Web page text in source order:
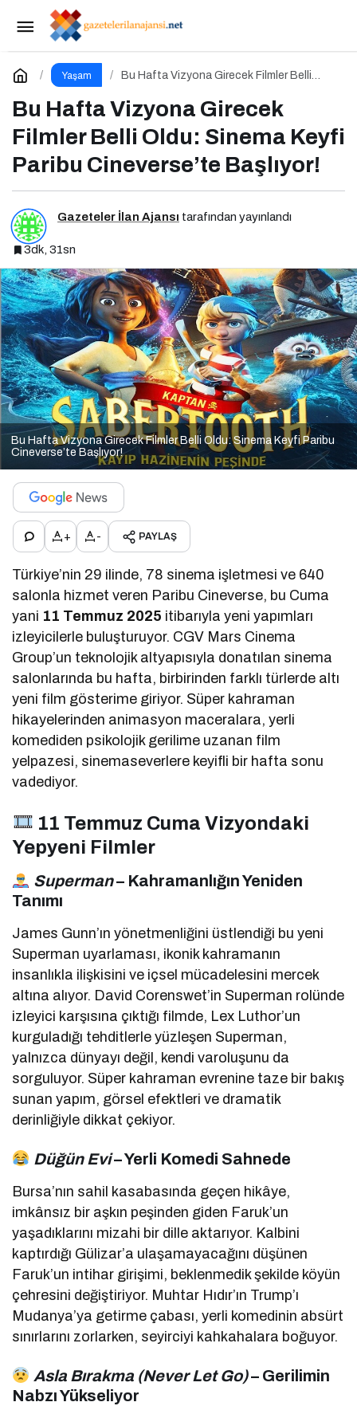
Yaşam
Bu Hafta Vizyona Girecek Filmler Belli
Başlıyor!
Bu Hafta Vizyona Girecek
Filmler Belli Oldu: Sinema Keyfi
Paribu Cineverse’te Başlıyor!
Gazeteler İlan Ajansı tarafından yayınlandı
3dk, 31sn
Bu Hafta Vizyona Girecek Filmler Belli Oldu: Sinema Keyfi Paribu
Cineverse’te Başlıyor!
+ - PAYLAŞ
Türkiye’nin 29 ilinde, 78 sinema işletmesi ve 640
salonla hizmet veren Paribu Cineverse, bu Cuma
yani 11 Temmuz 2025 itibarıyla yeni yapımları
izleyicilerle buluşturuyor. CGV Mars Cinema
Group’un teknolojik altyapısıyla donatılan sinema
salonlarında bu hafta, birbirinden farklı türlerde altı
yeni film gösterime giriyor. Süper kahraman
hikayelerinden animasyon maceralara, yerli
komediden psikolojik gerilime uzanan film
yelpazesi, sinemaseverlere keyifli bir hafta sonu
vadediyor.
11 Temmuz Cuma Vizyondaki
Yepyeni Filmler
Superman– Kahramanlığın Yeniden
Tanımı
James Gunn’ın yönetmenliğini üstlendiği bu yeni
Superman uyarlaması, ikonik kahramanın
insanlıkla ilişkisini ve içsel mücadelesini mercek
altına alıyor. David Corenswet’in Superman rolünde
izleyici karşısına çıktığı filmde, Lex Luthor’un
kurguladığı tehditlerle yüzleşen Superman,
yalnızca dünyayı değil, kendi varoluşunu da
sorguluyor. Süper kahraman evrenine taze bir bakış
sunan yapım, görsel efektleri ve dramatik
derinliğiyle dikkat çekiyor.
Düğün Evi– Yerli Komedi Sahnede
Bursa’nın sahil kasabasında geçen hikâye,
imkânsız bir aşkın peşinden giden Faruk’un
yaşadıklarını mizahi bir dille aktarıyor. Kalbini
kaptırdığı Gülizar’a ulaşamayacağını düşünen
Faruk’un intihar girişimi, beklenmedik şekilde köyün
çehresini değiştiriyor. Muhtar Hıdır’ın Trump’ı
Mudanya’ya getirme çabası, yerli komedinin absürt
sınırlarını zorlarken, seyirciyi kahkahalara boğuyor.
Asla Bırakma (Never Let Go)– Gerilimin
Nabzı Yükseliyor
Yaz Tatiline Sağlıklı Bir Başlangıç İçin
Beslenme
Yorum Yap